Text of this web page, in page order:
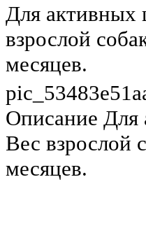
Для активных
взрослой
месяцев.
Описание Для
Вес взрослой
месяцев.